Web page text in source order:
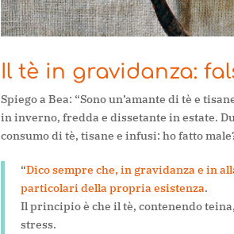
Il tè in gravidanza:
Spiego a Bea: “Sono un’amante di tè e
in inverno, fredda e dissetante in estate.
consumo di tè, tisane e infusi: ho fatto
“Dico sempre che, in gravidanza e in
particolari della propria esistenza.
Il principio è che il tè, contenendo
stress.